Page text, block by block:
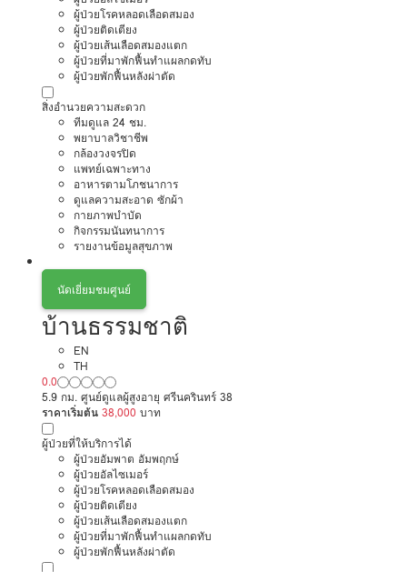
ผู้ป่วยโรคหลอดเลือดสมอง
ผู้ป่วยติดเตียง
ผู้ป่วยเส้นเลือดสมองแตก
ผู้ป่วยที่มาพักฟื้นทำแผลกดทับ
ผู้ป่วยพักฟื้นหลังผ่าตัด
สิ่งอำนวยความสะดวก
ทีมดูแล 24 ชม.
พยาบาลวิชาชีพ
กล้องวงจรปิด
แพทย์เฉพาะทาง
อาหารตามโภชนาการ
ดูแลความสะอาด ซักผ้า
กายภาพบำบัด
กิจกรรมนันทนาการ
รายงานข้อมูลสุขภาพ
นัดเยี่ยมชมศูนย์
บ้านธรรมชาติ
EN
TH
0.0
5.9 กม. ศูนย์ดูแลผู้สูงอายุ ศรีนครินทร์ 38
ราคาเริ่มต้น 38,000 บาท
ผู้ป่วยที่ให้บริการได้
ผู้ป่วยอัมพาต อัมพฤกษ์
ผู้ป่วยอัลไซเมอร์
ผู้ป่วยโรคหลอดเลือดสมอง
ผู้ป่วยติดเตียง
ผู้ป่วยเส้นเลือดสมองแตก
ผู้ป่วยที่มาพักฟื้นทำแผลกดทับ
ผู้ป่วยพักฟื้นหลังผ่าตัด